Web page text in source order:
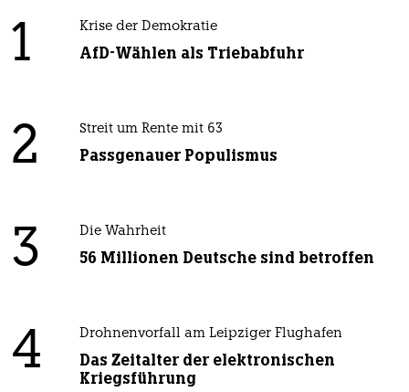
1 Krise der Demokratie
AfD-Wählen als Triebabfuhr
2 Streit um Rente mit 63
Passgenauer Populismus
3 Die Wahrheit
56 Millionen Deutsche sind betroffen
4 Drohnenvorfall am Leipziger Flughafen
Das Zeitalter der elektronischen
Kriegsführung